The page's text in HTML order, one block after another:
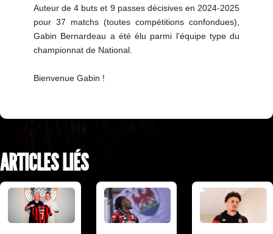
Auteur de 4 buts et 9 passes décisives en 2024-2025
pour 37 matchs (toutes compétitions confondues),
Gabin Bernardeau a été élu parmi l’équipe type du
championnat de National.
Bienvenue Gabin !
ARTICLES LIÉS